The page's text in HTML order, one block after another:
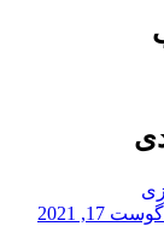
آگوست 17, 2021